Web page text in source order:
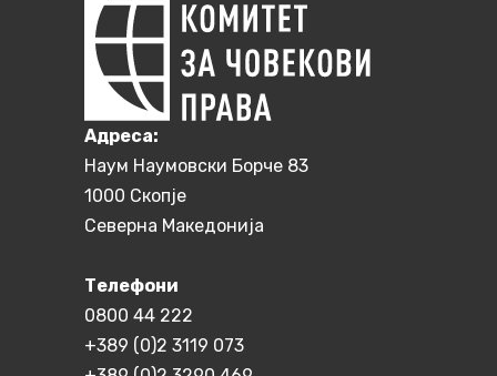
Aдреса:
Наум Наумовски Борче 83
1000 Скопје
Северна Македонија
Телефони
0800 44 222
+389 (0)2 3119 073